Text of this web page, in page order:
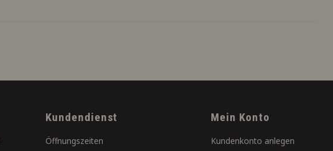
Kundendienst
Öffnungszeiten
Mein Konto
Kundenkonto anlegen